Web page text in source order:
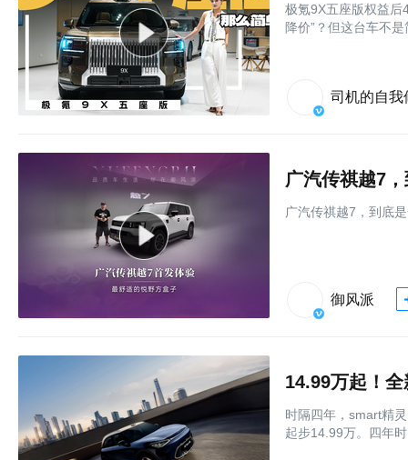
极氪9X五座版权益后
降价”？但这台车不
司机的自我
广汽传祺越7
广汽传祺越7，到底
御风派
14.99万起！
时隔四年，smart精
起步14.99万。四年